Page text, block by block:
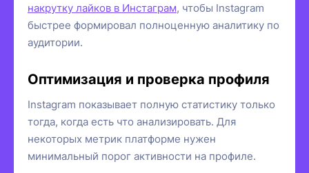
накрутку лайков в Инстаграм, чтобы Instagram
быстрее формировал полноценную аналитику по
аудитории.
Оптимизация и проверка профиля
Instagram показывает полную статистику только
тогда, когда есть что анализировать. Для
некоторых метрик платформе нужен
минимальный порог активности на профиле.